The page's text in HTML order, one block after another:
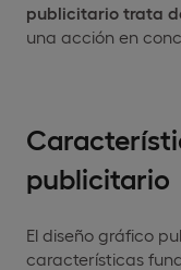
publicitario trata
una acción en
publicitario
El diseño gráfico
características